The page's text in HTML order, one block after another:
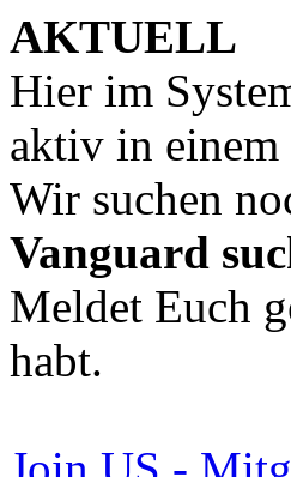
AKTUELL
Hier im
aktiv in
Wir suchen
Vanguard
Meldet Euch
habt.